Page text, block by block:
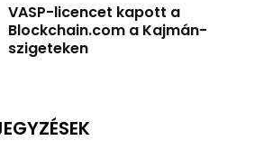
VASP-licencet kapott a
Blockchain.com a Kajmán-
szigeteken